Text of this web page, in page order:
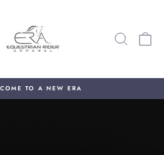
SUCHE
Pause
TO A NEW ERA